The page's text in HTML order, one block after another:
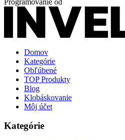
Programovanie od
Domov
Kategórie
Obľúbené
TOP Produkty
Blog
Klobáskovanie
Môj účet
Kategórie